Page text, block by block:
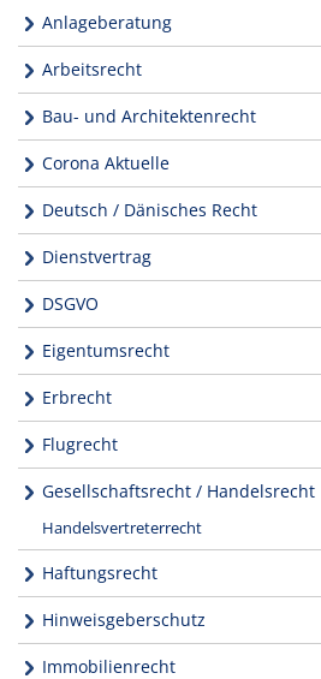
Anlageberatung
Arbeitsrecht
Bau- und Architektenrecht
Corona Aktuelle
Deutsch / Dänisches Recht
Dienstvertrag
DSGVO
Eigentumsrecht
Erbrecht
Flugrecht
Gesellschaftsrecht / Handelsrecht
Handelsvertreterrecht
Haftungsrecht
Hinweisgeberschutz
Immobilienrecht